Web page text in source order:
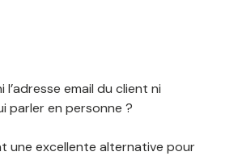
l’adresse email du client ni
parler en personne ?
une excellente alternative pour